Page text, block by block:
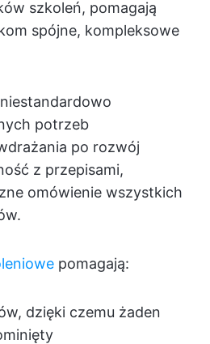
szkoleń, pomagają
spójne, kompleksowe
potrzeb
po rozwój
z przepisami,
omówienie wszystkich
pomagają:
dzięki czemu żaden